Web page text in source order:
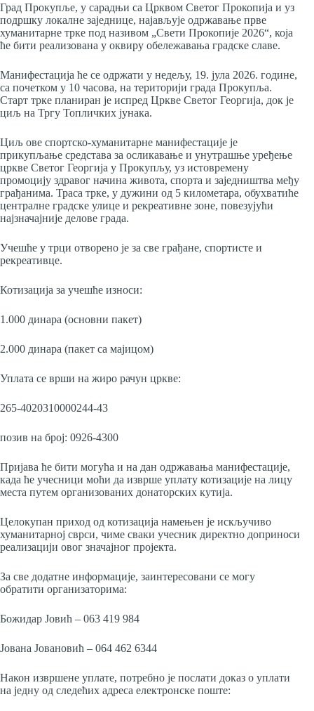
Град Прокупље, у сарадњи са Црквом Светог Прокопија и уз
подршку локалне заједнице, најављује одржавање прве
хуманитарне трке под називом „Свети Прокопије 2026“, која
ће бити реализована у оквиру обележавања градске славе.
Манифестација ће се одржати у недељу, 19. јула 2026. године,
са почетком у 10 часова, на територији града Прокупља.
Старт трке планиран је испред Цркве Светог Георгија, док је
циљ на Тргу Топличких јунака.
Циљ ове спортско-хуманитарне манифестације је
прикупљање средстава за осликавање и унутрашње уређење
цркве Светог Георгија у Прокупљу, уз истовремену
промоцију здравог начина живота, спорта и заједништва међу
грађанима. Траса трке, у дужини од 5 километара, обухватиће
централне градске улице и рекреативне зоне, повезујући
најзначајније делове града.
Учешће у трци отворено је за све грађане, спортисте и
рекреативце.
Котизација за учешће износи:
1.000 динара (основни пакет)
2.000 динара (пакет са мајицом)
Уплата се врши на жиро рачун цркве:
265-4020310000244-43
позив на број: 0926-4300
Пријава ће бити могућа и на дан одржавања манифестације,
када ће учесници моћи да изврше уплату котизације на лицу
места путем организованих донаторских кутија.
Целокупан приход од котизација намењен је искључиво
хуманитарној сврси, чиме сваки учесник директно доприноси
реализацији овог значајног пројекта.
За све додатне информације, заинтересовани се могу
обратити организаторима:
Божидар Јовић – 063 419 984
Јована Јовановић – 064 462 6344
Након извршене уплате, потребно је послати доказ о уплати
на једну од следећих адреса електронске поште: